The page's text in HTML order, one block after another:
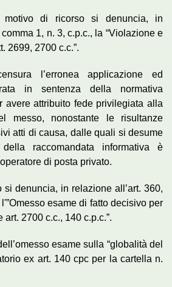
di ricorso si denuncia, in
1, n. 3, c.p.c., la “Violazione e
2699, 2700 c.c.”.
l’erronea applicazione ed
in sentenza della normativa
avere attribuito fede privilegiata alla
messo, nonostante le risultanze
atti di causa, dalle quali si desume
raccomandata informativa è
di posta privato.
denuncia, in relazione all’art. 360,
esame di fatto decisivo per
2700 c.c., 140 c.p.c.”.
esame sulla “globalità del
ex art. 140 cpc per la cartella n.